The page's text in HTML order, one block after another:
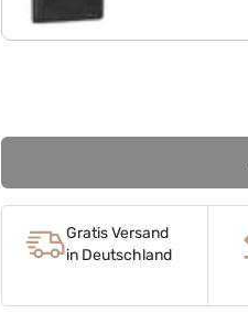
Gratis Versand
in Deutschland